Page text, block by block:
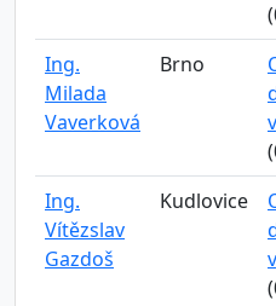
Ing.
Milada
Vaverková
Brno
Ing.
Vítězslav
Gazdoš
Kudlovice